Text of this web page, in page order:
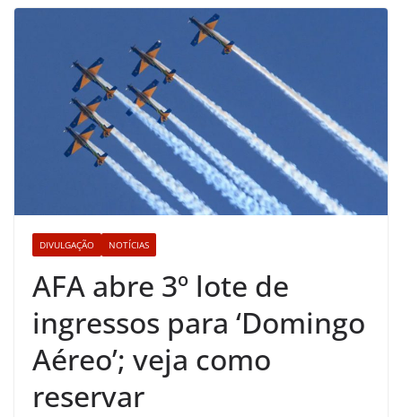
DIVULGAÇÃO NOTÍCIAS
AFA abre 3º lote de
ingressos para ‘Domingo
Aéreo’; veja como
reservar